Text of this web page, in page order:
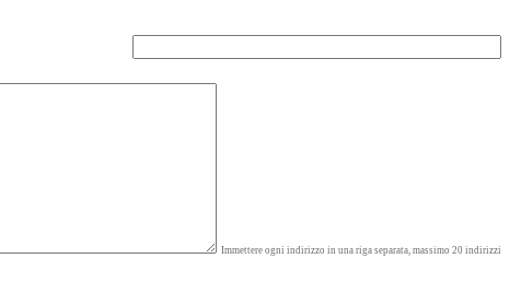
Immettere ogni indirizzo in una riga separata, massimo 20 indirizzi